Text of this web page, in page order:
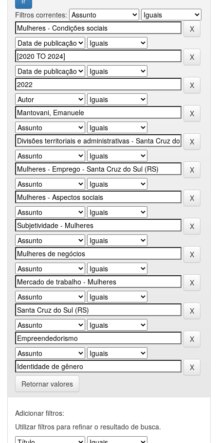
Filtros correntes:
Retornar valores
Adicionar filtros:
Utilizar filtros para refinar o resultado de busca.